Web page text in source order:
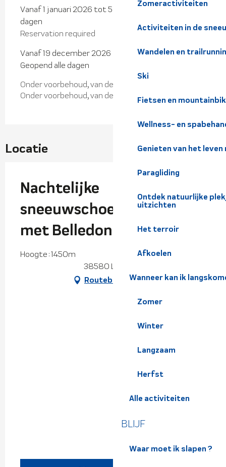
Zomeractiviteiten
Activiteiten in de
Wandelen en
Ski
Fietsen en
Wellness- en
Genieten van het
Paragliding
Ontdek natuurlijke
uitzichten
Het terroir
Afkoelen
Wanneer kan ik
Zomer
Winter
Langzaam
Herfst
Alle activiteiten
BLIJF
Waar moet ik slapen ?
Vanaf 1 januari 2026 tot 5 april 2026 - Geopend alle
dagen
Reservation required
Vanaf 19 december 2026 tot 28 maart 2027 -
Geopend alle dagen
Onder voorbehoud, van de weersomstandigheden
Onder voorbehoud, van de sneeuwcondities
Locatie
Nachtelijke
sneeuwschoenwandelingen
met Belledonne Evasion
Hoogte : 1450m
38580 Le Collet
Routebeschrijving